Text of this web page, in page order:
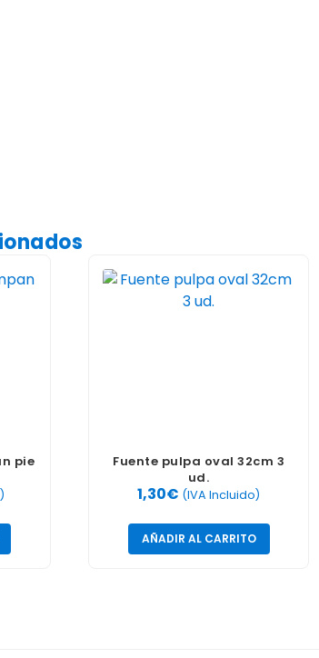
pie
Fuente pulpa oval 32cm 3
ud.
1,30€ (IVA Incluido)
AÑADIR AL CARRITO